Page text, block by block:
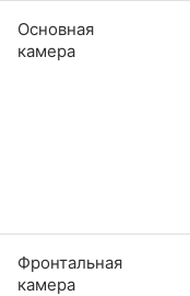
Основная
камера
Фронтальная
камера